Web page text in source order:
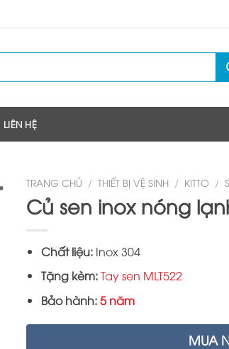
LIÊN HỆ
TRANG CHỦ / THIẾT BỊ VỆ SINH / KITTO /
Củ sen inox nóng
Chất liệu:Inox 304
Tặng kèm:Tay sen MLT522
Bảo hành:5 năm
MUA